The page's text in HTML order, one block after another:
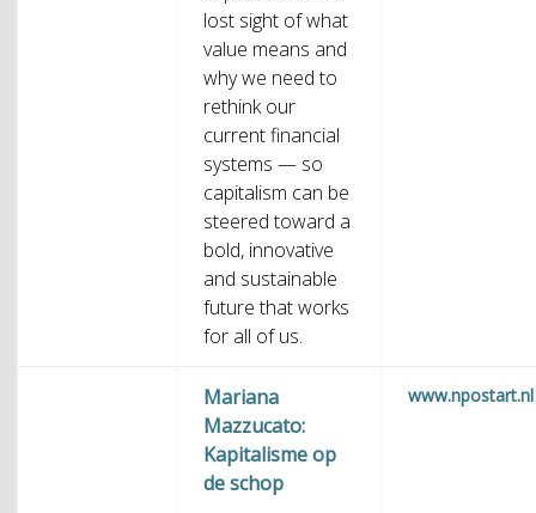
lost sight of what
value means and
why we need to
rethink our
current financial
systems — so
capitalism can be
steered toward a
bold, innovative
and sustainable
future that works
for all of us.
Mariana
Mazzucato:
Kapitalisme op
de schop
www.npostart.nl